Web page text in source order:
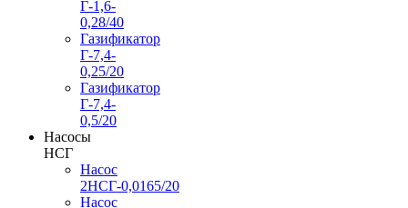
Г-1,6-
0,28/40
Газификатор
Г-7,4-
0,25/20
Газификатор
Г-7,4-
0,5/20
Насосы
НСГ
Насос
2НСГ-0,0165/20
Насос